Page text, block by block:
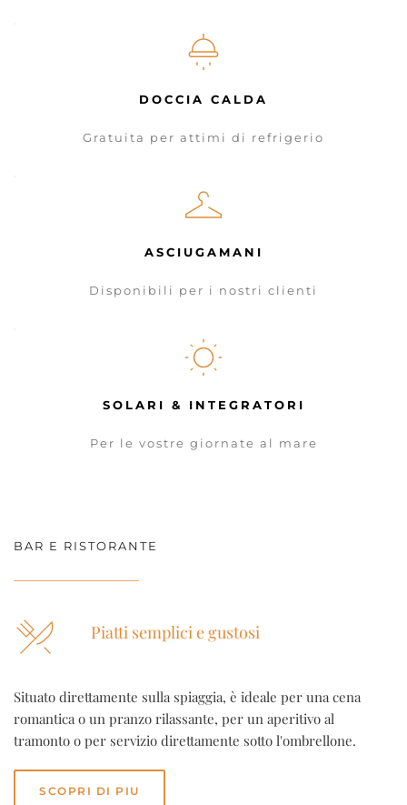
DOCCIA CALDA
Gratuita per attimi di refrigerio
ASCIUGAMANI
Disponibili per i nostri clienti
SOLARI & INTEGRATORI
Per le vostre giornate al mare
BAR E RISTORANTE
Piatti semplici e gustosi
Situato direttamente sulla spiaggia, è ideale per una cena
romantica o un pranzo rilassante, per un aperitivo al
tramonto o per servizio direttamente sotto l'ombrellone.
SCOPRI DI PIU